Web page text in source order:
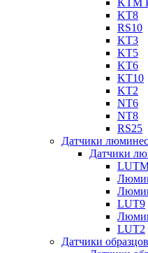
KTM
KT8
RS10
KT3
KT5
KT6
KT10
KT2
NT6
NT8
RS25
Датчики
Датчики
LUT9
LUT2
Датчики образцов